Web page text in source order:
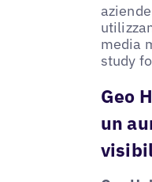
media
study
Geo
un